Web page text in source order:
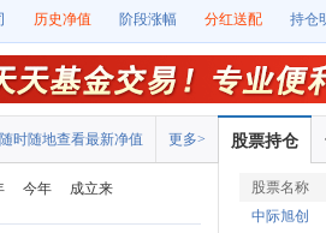
历史净值 阶段涨幅 分红送配 持仓
更多>
随时随地查看最新净值
今年 成立来
股票持仓
股票名称
中际旭创